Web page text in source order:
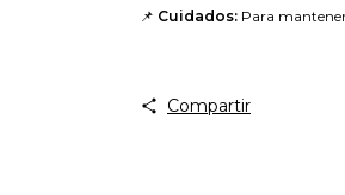
📌 Cuidados: Para
Compartir